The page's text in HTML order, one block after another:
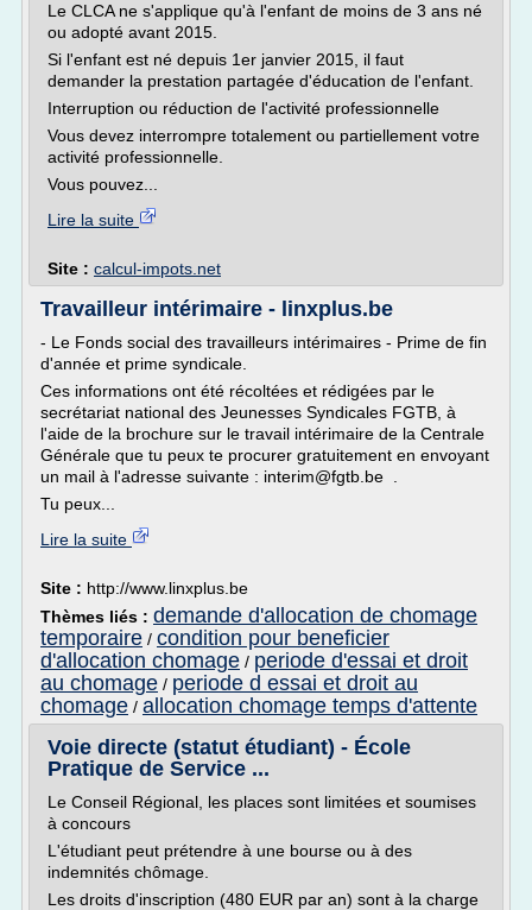
Le CLCA ne s'applique qu'à l'enfant de moins de 3 ans né
ou adopté avant 2015.
Si l'enfant est né depuis 1er janvier 2015, il faut
demander la prestation partagée d'éducation de l'enfant.
Interruption ou réduction de l'activité professionnelle
Vous devez interrompre totalement ou partiellement votre
activité professionnelle.
Vous pouvez...
Lire la suite
Site : calcul-impots.net
Travailleur intérimaire - linxplus.be
- Le Fonds social des travailleurs intérimaires - Prime de fin
d'année et prime syndicale.
Ces informations ont été récoltées et rédigées par le
secrétariat national des Jeunesses Syndicales FGTB, à
l'aide de la brochure sur le travail intérimaire de la Centrale
Générale que tu peux te procurer gratuitement en envoyant
un mail à l'adresse suivante : interim@fgtb.be .
Tu peux...
Lire la suite
Site : http://www.linxplus.be
Thèmes liés : demande d'allocation de chomage
temporaire / condition pour beneficier
d'allocation chomage / periode d'essai et droit
au chomage / periode d essai et droit au
chomage / allocation chomage temps d'attente
Voie directe (statut étudiant) - École
Pratique de Service ...
Le Conseil Régional, les places sont limitées et soumises
à concours
L'étudiant peut prétendre à une bourse ou à des
indemnités chômage.
Les droits d'inscription (480 EUR par an) sont à la charge